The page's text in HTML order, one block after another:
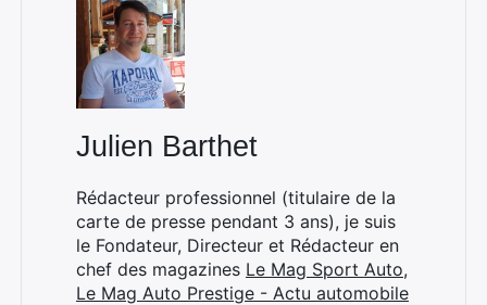
Julien Barthet
Rédacteur professionnel (titulaire de la
carte de presse pendant 3 ans), je suis
le Fondateur, Directeur et Rédacteur en
chef des magazines Le Mag Sport Auto,
Le Mag Auto Prestige - Actu automobile